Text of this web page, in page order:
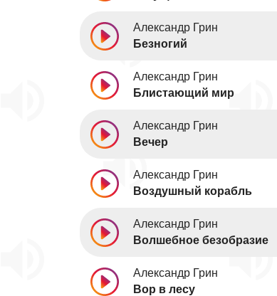
Александр Грин
Безногий
Александр Грин
Блистающий мир
Александр Грин
Вечер
Александр Грин
Воздушный корабль
Александр Грин
Волшебное безобразие
Александр Грин
Вор в лесу